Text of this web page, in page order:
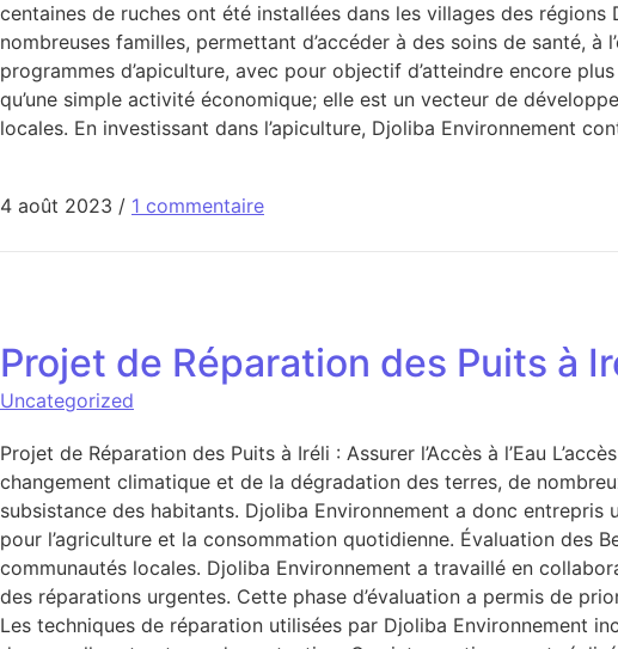
centaines de ruches ont été installées dans les villages des
nombreuses familles, permettant d’accéder à des soins de santé,
programmes d’apiculture, avec pour objectif d’atteindre encore
qu’une simple activité économique; elle est un vecteur de
locales. En investissant dans l’apiculture, Djoliba Environnement
4 août 2023 / 1 commentaire
Projet de Réparation des Puits à
Uncategorized
Projet de Réparation des Puits à Iréli : Assurer l’Accès à l’Eau
changement climatique et de la dégradation des terres, de
subsistance des habitants. Djoliba Environnement a donc
pour l’agriculture et la consommation quotidienne. Évaluation des
communautés locales. Djoliba Environnement a travaillé en
des réparations urgentes. Cette phase d’évaluation a permis de
Les techniques de réparation utilisées par Djoliba Environnement